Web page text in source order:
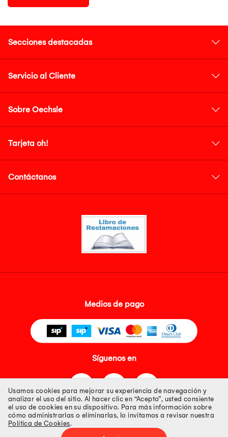
Secciones destacadas
Servicio al Cliente
Sobre Oechsle
Tarjeta oh!
Contáctanos
Medios de pago
Síguenos en
Tienda 100% Segura
Usamos cookies para mejorar su experiencia de navegación y
analizar el uso del sitio. Al hacer clic en “Acepto”, usted consiente
el uso de cookies en su dispositivo. Para más información sobre
cómo administrarlas o eliminarlas, lo invitamos a revisar nuestra
Política de Cookies.